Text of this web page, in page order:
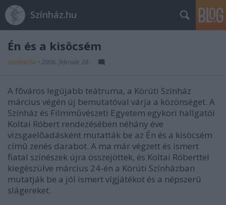
Színház.hu
Én és a kisöcsém
szinhazhu • 2006. február 28.
A fõváros legújabb teátruma, a Körúti Színház
március végén új bemutatóval várja a közönséget. A
Színház és Filmmûvészeti Egyetem egykori hallgatói
Koltai Róbert rendezésében néhány éve
vizsgaelõadásként mutatták be az Én és a kisöcsém
címû zenés darabot. A ma már végzett és ismert
fiatal színészek újra összejöttek, és Koltai Róberttel
kiegészülve március 24-én a Körúti Színházban
mutatják be a jól ismert vígjátékot és a népszerû
slágereket.